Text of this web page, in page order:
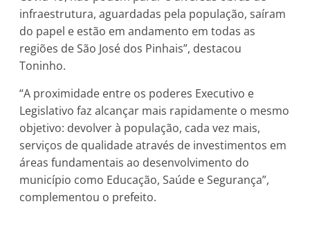
infraestrutura, aguardadas pela população, saíram
do papel e estão em andamento em todas as
regiões de São José dos Pinhais”, destacou
Toninho.
“A proximidade entre os poderes Executivo e
Legislativo faz alcançar mais rapidamente o mesmo
objetivo: devolver à população, cada vez mais,
serviços de qualidade através de investimentos em
áreas fundamentais ao desenvolvimento do
município como Educação, Saúde e Segurança”,
complementou o prefeito.